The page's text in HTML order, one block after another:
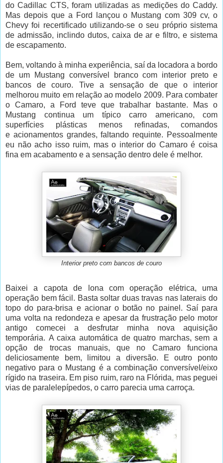
do Cadillac CTS, foram utilizadas as medições do Caddy.
Mas depois que a Ford lançou o Mustang com 309 cv, o
Chevy foi recertificado utilizando-se o seu próprio sistema
de admissão, inclindo dutos, caixa de ar e filtro, e sistema
de escapamento.
Bem, voltando à minha experiência, saí da locadora a bordo
de um Mustang conversível branco com interior preto e
bancos de couro. Tive a sensação de que o interior
melhorou muito em relação ao modelo 2009. Para combater
o Camaro, a Ford teve que trabalhar bastante. Mas o
Mustang continua um típico carro americano, com
superfícies plásticas menos refinadas, comandos
e acionamentos grandes, faltando requinte. Pessoalmente
eu não acho isso ruim, mas o interior do Camaro é coisa
fina em acabamento e a sensação dentro dele é melhor.
Interior preto com bancos de couro
Baixei a capota de lona com operação elétrica, uma
operação bem fácil. Basta soltar duas travas nas laterais do
topo do para-brisa e acionar o botão no painel. Saí para
uma volta na redondeza e apesar da frustração pelo motor
antigo comecei a desfrutar minha nova aquisição
temporária. A caixa automática de quatro marchas, sem a
opção de trocas manuais, que no Camaro funciona
deliciosamente bem, limitou a diversão. E outro ponto
negativo para o Mustang é a combinação conversível/eixo
rígido na traseira. Em piso ruim, raro na Flórida, mas peguei
vias de paralelepípedos, o carro parecia uma carroça.